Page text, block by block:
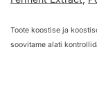
Toote koostise ja
soovitame alati